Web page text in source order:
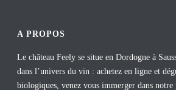
A PROPOS
Le château Feely se situe en Dordogne à
dans l’univers du vin : achetez en ligne et
biologiques, venez vous immerger dans